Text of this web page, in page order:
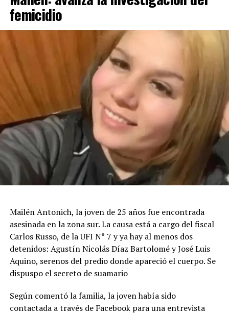
femicidio
Mailén Antonich, la joven de 25 años fue encontrada
asesinada en la zona sur. La causa está a cargo del fiscal
Carlos Russo, de la UFI N° 7 y ya hay al menos dos
detenidos: Agustín Nicolás Díaz Bartolomé y José Luis
Aquino, serenos del predio donde apareció el cuerpo. Se
dispuspo el secreto de suamario
Según comentó la familia, la joven había sido
contactada a través de Facebook para una entrevista